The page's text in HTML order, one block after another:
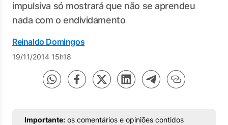
impulsiva só mostrará que não se aprendeu
nada com o endividamento
Reinaldo Domingos
19/11/2014 15h18
Importante: os comentários e opiniões contidos